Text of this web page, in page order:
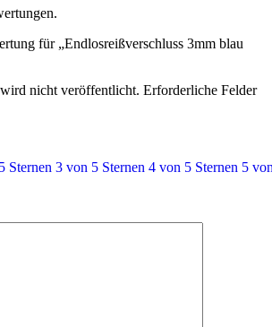
für „Endlosreißverschluss 3mm blau
nicht veröffentlicht. Erforderliche Felder
Sternen 3 von 5 Sternen 4 von 5 Sternen 5